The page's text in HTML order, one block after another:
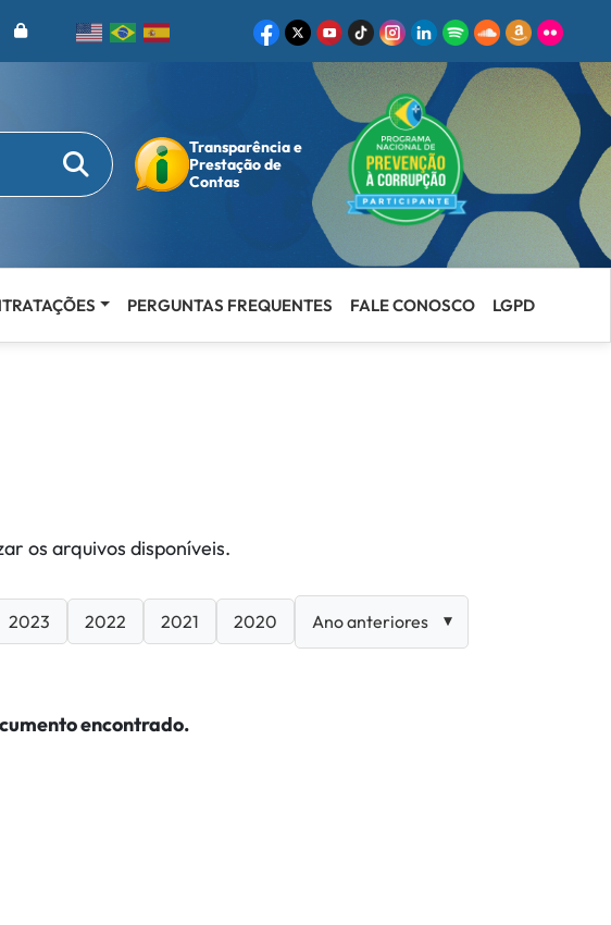
Buscar
Transparência e
Prestação de
Contas
PERGUNTAS FREQUENTES FALE CONOSCO LGPD
os arquivos disponíveis.
2023 2022 2021 2020
encontrado.